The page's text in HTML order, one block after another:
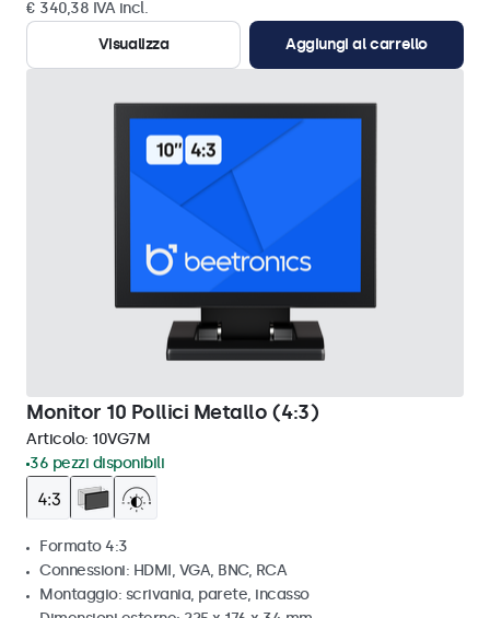
€ 340,38 IVA incl.
Visualizza
Aggiungi al carrello
Monitor 10 Pollici Metallo (4:3)
Articolo: 10VG7M
36 pezzi disponibili
Formato 4:3
Connessioni: HDMI, VGA, BNC, RCA
Montaggio: scrivania, parete, incasso